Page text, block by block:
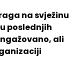
na svježinu
poslednjih
ali